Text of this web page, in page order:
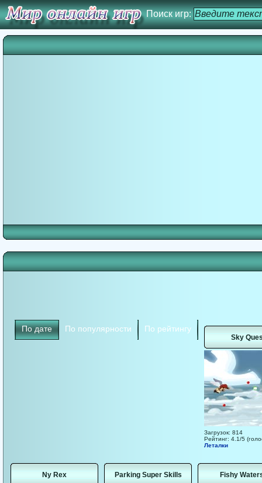
Поиск игр:
По дате По популярности По рейтингу
Sky
Загрузок: 814
Рейтинг: 4.1/5
Леталки
Ny Rex Parking Super Skills Fishy